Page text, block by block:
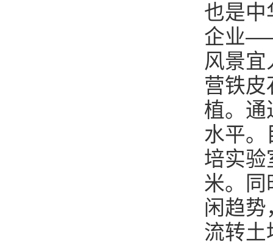
也是中
企业
风景宜
营铁皮
植。通
水平。
培实验
米。同
闲趋势
流转土